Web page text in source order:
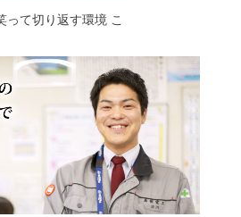
って切り返す環境 こ